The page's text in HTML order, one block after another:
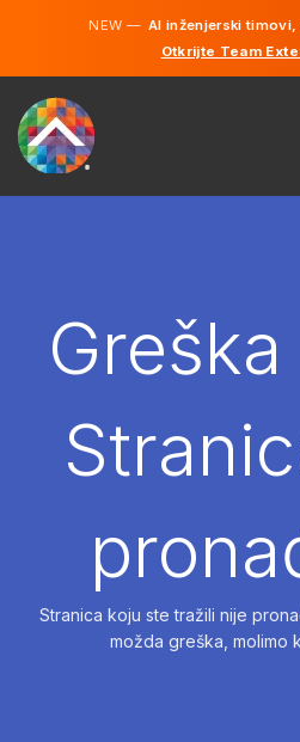
NEW —AI inženjerski timovi,
Otkrijte Team
NAJAM
Stranica koju ste tražili nije
možda greška, molimo